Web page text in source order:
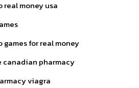
real money usa
games for real money
canadian pharmacy
viagra